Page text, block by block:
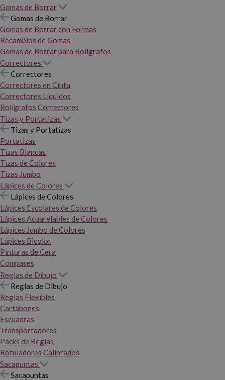
Gomas de Borrar
Gomas de Borrar
Gomas de Borrar con Formas
Recambios de Gomas
Gomas de Borrar para Bolígrafos
Correctores
Correctores
Correctores en Cinta
Correctores Líquidos
Bolígrafos Correctores
Tizas y Portatizas
Tizas y Portatizas
Portatizas
Tizas Blancas
Tizas de Colores
Tizas Jumbo
Lápices de Colores
Lápices de Colores
Lápices Escolares de Colores
Lápices Acuarelables de Colores
Lápices Jumbo de Colores
Lápices Bicolor
Pinturas de Cera
Compases
Reglas de Dibujo
Reglas de Dibujo
Reglas Flexibles
Cartabones
Escuadras
Transportadores
Packs de Reglas
Rotuladores Calibrados
Sacapuntas
Sacapuntas